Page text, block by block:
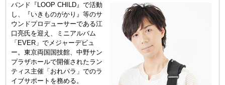
バンド『LOOP CHILD』で活動
し、『いきものがかり』等のサ
ウンドプロデューサーである江
口亮氏を迎え、ミニアルバム
「EVER」でメジャーデビュ
ー。東京両国国技館、中野サン
プラザホールで開催されたラン
ティス主催「おれパラ」でのラ
イブサポートを務める。